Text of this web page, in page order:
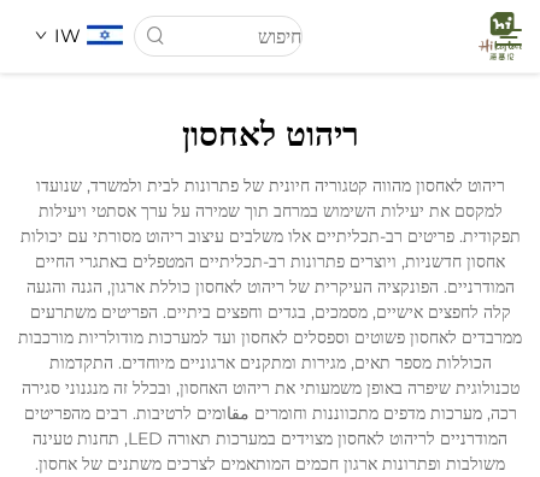
IW
עַל אָמַת
מוצרים
חֲדָשִים
מקרים
ריהוט לאחסון
ריהוט לאחסון מהווה קטגוריה חיונית של פתרונות לבית ולמשרד, שנועדו
למקסם את יעילות השימוש במרחב תוך שמירה על ערך אסתטי ויעילות
תפקודית. פריטים רב-תכליתיים אלו משלבים עיצוב ריהוט מסורתי עם יכולות
אחסון חדשניות, ויוצרים פתרונות רב-תכליתיים המטפלים באתגרי החיים
המודרניים. הפונקציה העיקרית של ריהוט לאחסון כוללת ארגון, הגנה והגעה
קלה לחפצים אישיים, מסמכים, בגדים וחפצים ביתיים. הפריטים משתרעים
ממרבדים לאחסון פשוטים וספסלים לאחסון ועד למערכות מודולריות מורכבות
הכוללות מספר תאים, מגירות ומתקנים ארגוניים מיוחדים. התקדמות
טכנולוגית שיפרה באופן משמעותי את ריהוט האחסון, ובכלל זה מנגנוני סגירה
רכה, מערכות מדפים מתכווננות וחומרים مقاומים לרטיבות. רבים מהפריטים
המודרניים לריהוט לאחסון מצוידים במערכות תאורה LED, תחנות טעינה
משולבות ופתרונות ארגון חכמים המותאמים לצרכים משתנים של אחסון.